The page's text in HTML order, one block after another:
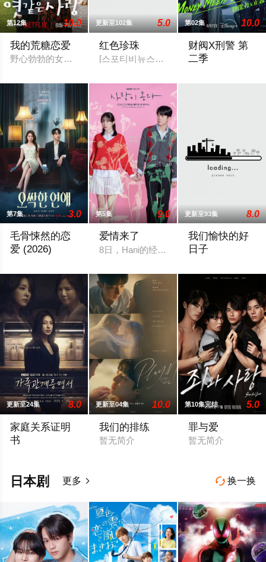
第12集 10.0
我的荒糖恋爱
野心勃勃的女检察官高恩世（贺营 饰）意外失忆，住进拳击教
更新至102集 5.0
红色珍珠
[스포티비뉴스=강효진 기자] 배우 박진희
第02集 10.0
财阀X刑警 第
二季
第7集 3.0
毛骨悚然的恋
爱 (2026)
第5集 9.0
爱情来了
8日，Hani的经纪公司Sublime向OSEN表
更新至93集 8.0
我们愉快的好
日子
更新至24集 8.0
家庭关系证明
书
更新至04集 10.0
我们的排练
暂无简介
第10集完结 5.0
罪与爱
暂无简介
 换一换
日本剧 更多 